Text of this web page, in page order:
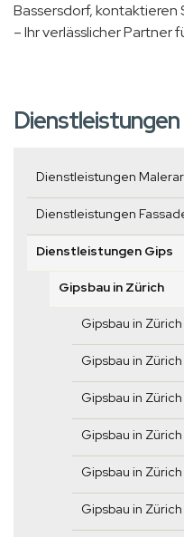
Bassersdorf, kontaktieren
– Ihr verlässlicher Partner
Dienstleistungen
Dienstleistungen
Dienstleistungen
Dienstleistungen Gips
Gipsbau in Zürich
Gipsbau in
Gipsbau in
Gipsbau in
Gipsbau in
Gipsbau in
Gipsbau in